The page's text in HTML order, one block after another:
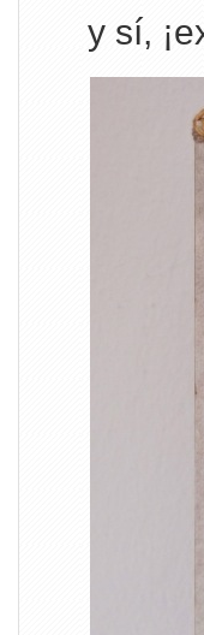
y sí,